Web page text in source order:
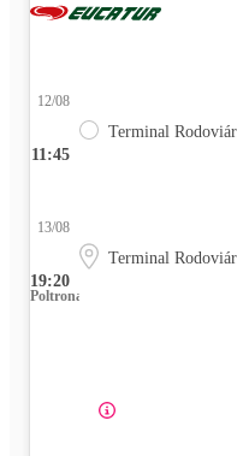
11:45
12/08
Terminal
19:20
13/08
Terminal
Poltrona